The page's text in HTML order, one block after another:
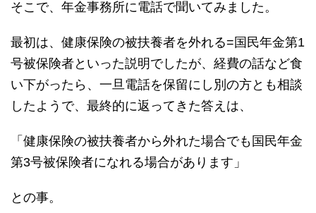
そこで、年金事務所に電話で聞いてみました。
最初は、健康保険の被扶養者を外れる=国民年金第1
号被保険者といった説明でしたが、経費の話など食
い下がったら、一旦電話を保留にし別の方とも相談
したようで、最終的に返ってきた答えは、
「健康保険の被扶養者から外れた場合でも国民年金
第3号被保険者になれる場合があります」
との事。